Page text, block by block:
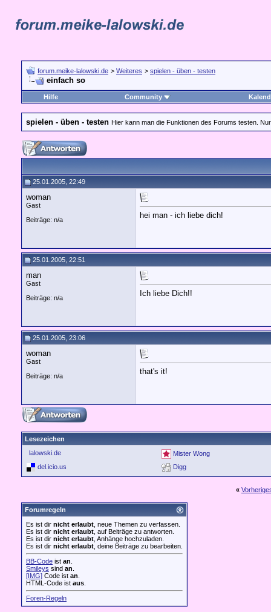
forum.meike-lalowski.de > Weiteres > spielen - üben - testen
einfach so
Hilfe Community
spielen - üben - testen Hier kann man die Funktionen des Forums testen.
25.01.2005, 22:49
woman
Gast
Beiträge: n/a
hei man - ich liebe dich!
25.01.2005, 22:51
man
Gast
Beiträge: n/a
Ich liebe Dich!!
25.01.2005, 23:06
woman
Gast
Beiträge: n/a
that's it!
Lesezeichen
lalowski.de
Mister Wong
del.icio.us
Digg
«
Forumregeln
Es ist dir nicht erlaubt , neue Themen zu verfassen.
Es ist dir nicht erlaubt , auf Beiträge zu antworten.
Es ist dir nicht erlaubt , Anhänge hochzuladen.
Es ist dir nicht erlaubt , deine Beiträge zu bearbeiten.
BB-Code ist an
Smileys sind an
[IMG] Code ist an
HTML-Code ist aus
Foren-Regeln